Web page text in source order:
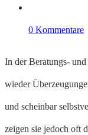
0 Kommentare
In der Beratungs-
wieder
und scheinbar
zeigen sie jedoch oft